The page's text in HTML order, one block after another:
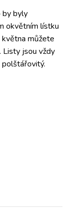
by byly
okvětním lístku
května můžete
Listy jsou vždy